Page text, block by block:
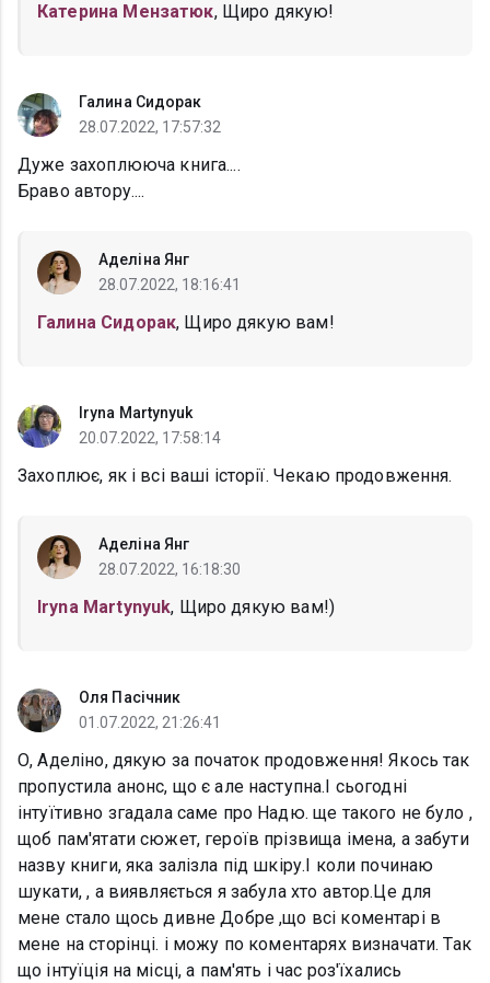
Катерина Мензатюк, Щиро дякую!
Галина Сидорак
28.07.2022, 17:57:32
Дуже захоплююча книга....
Браво автору....
Аделіна Янг
28.07.2022, 18:16:41
Галина Сидорак, Щиро дякую вам!
Iryna Martynyuk
20.07.2022, 17:58:14
Захоплює, як і всі ваші історії. Чекаю продовження.
Аделіна Янг
28.07.2022, 16:18:30
Iryna Martynyuk, Щиро дякую вам!)
Оля Пасічник
01.07.2022, 21:26:41
О, Аделіно, дякую за початок продовження! Якось так
пропустила анонс, що є але наступна.І сьогодні
інтуїтивно згадала саме про Надю. ще такого не було ,
щоб пам'ятати сюжет, героїв прізвища імена, а забути
назву книги, яка залізла під шкіру.І коли починаю
шукати, , а виявляється я забула хто автор.Це для
мене стало щось дивне Добре ,що всі коментарі в
мене на сторінці. і можу по коментарях визначати. Так
що інтуїція на місці, а пам'ять і час роз'їхались